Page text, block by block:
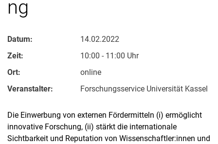
ng
Datum:
14.02.2022
Zeit:
10:00 - 11:00 Uhr
Ort:
online
Veranstalter:
Forschungsservice Universität Kassel
Die Einwerbung von externen Fördermitteln (i) ermöglicht
innovative Forschung, (ii) stärkt die internationale
Sichtbarkeit und Reputation von Wissenschaftler:innen und